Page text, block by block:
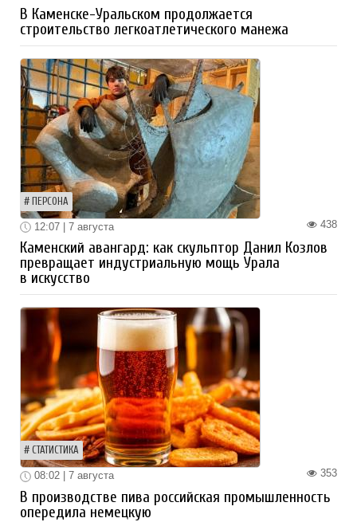
В Каменске-Уральском продолжается
строительство легкоатлетического манежа
ПЕРСОНА
438
12:07 | 7 августа
Каменский авангард: как скульптор Данил Козлов
превращает индустриальную мощь Урала
в искусство
СТАТИСТИКА
353
08:02 | 7 августа
В производстве пива российская промышленность
опередила немецкую